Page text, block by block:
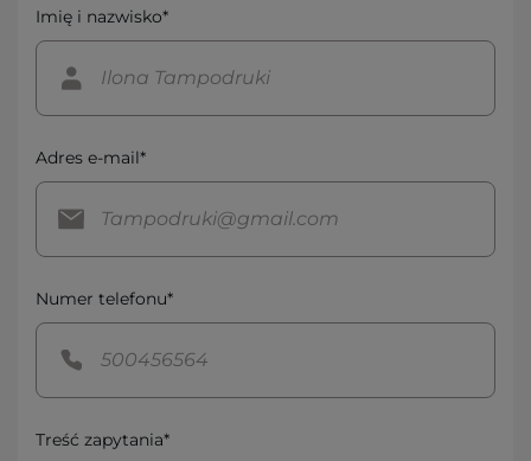
Imię i nazwisko*
Adres e-mail*
Numer telefonu*
Treść zapytania*